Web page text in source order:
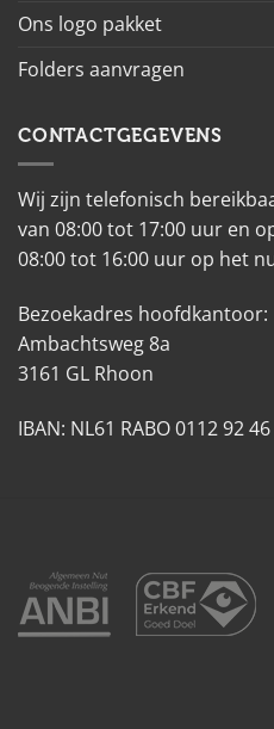
Ons logo pakket
Folders aanvragen
CONTACTGEGEVENS
Wij zijn telefonisch
van 08:00 tot 17:00 uur en
08:00 tot 16:00 uur op het
Bezoekadres hoofdkantoor:
Ambachtsweg 8a
3161 GL Rhoon
IBAN: NL61 RABO 0112 92 46